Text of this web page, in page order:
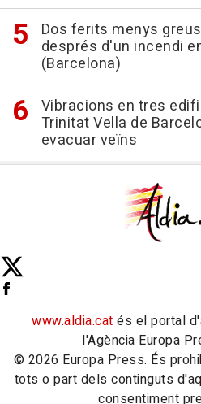
Dos ferits menys
després d'un incendi
(Barcelona)
Vibracions en tres
Trinitat Vella de
evacuar veïns
www.aldia.cat és el portal
l'Agència Europa
© 2026 Europa Press. És
tots o part dels continguts
consentiment